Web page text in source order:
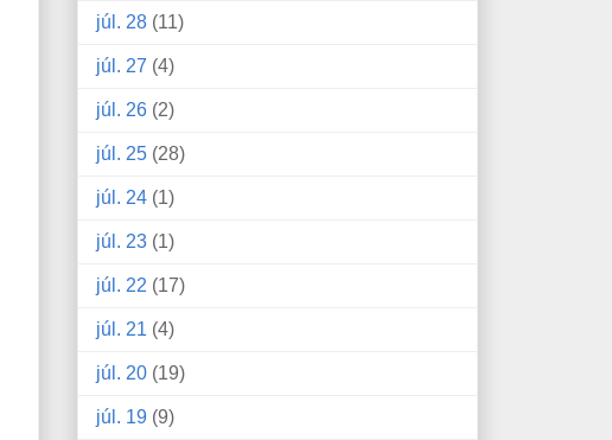
júl. 28 (11)
júl. 27 (4)
júl. 26 (2)
júl. 25 (28)
júl. 24 (1)
júl. 23 (1)
júl. 22 (17)
júl. 21 (4)
júl. 20 (19)
júl. 19 (9)